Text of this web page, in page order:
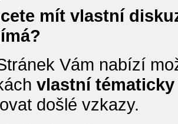
mít vlastní
Vám nabízí
vlastní
došlé vzkazy.